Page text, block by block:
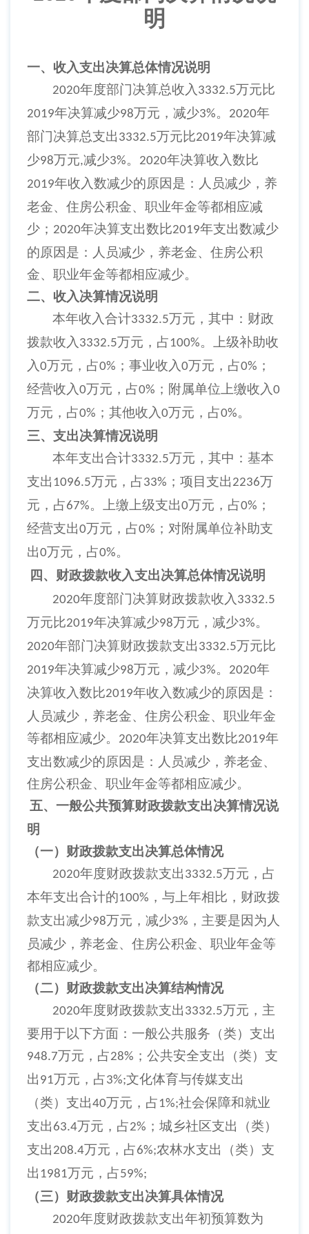
明
一、收入支出决算总体情况说明
2020年度部门决算总收入 3332.5万元比
2019年决算减少98万元，减少3%。 2020年
部门决算总支出 3332.5万元比2019年决算减
少98万元,减少3%。 2020年决算收入数比
2019年收入数减少的原因是：人员减少，养
老金、住房公积金、职业年金等都相应减
少； 2020年决算支出数比2019年支出数减少
的原因是：人员减少，养老金、住房公积
金、职业年金等都相应减少。
二、收入决算情况说明
本年收入合计3332.5万元，其中：财政
拨款收入 3332.5万元，占 100%。上级补助收
入0万元，占0% ；事业收入0万元，占0% ；
经营收入0万元，占0% ；附属单位上缴收入0
万元，占0% ；其他收入0万元，占0%。
三、支出决算情况说明
本年支出合计3332.5万元，其中：基本
支出 1096.5万元，占33% ；项目支出 2236万
元，占67%。上缴上级支出0万元，占0% ；
经营支出0万元，占0% ；对附属单位补助支
出0万元，占0%。
四、财政拨款收入支出决算总体情况说明
2020年度部门决算财政拨款收入 3332.5
万元比2019年决算减少98万元，减少3%。
2020年部门决算财政拨款支出 3332.5万元比
2019年决算减少98万元，减少3%。 2020年
决算收入数比2019年收入数减少的原因是：
人员减少，养老金、住房公积金、职业年金
等都相应减少。
2020年决算支出数比2019年
支出数减少的原因是：人员减少，养老金、
住房公积金、职业年金等都相应减少。
五、一般公共预算财政拨款支出决算情况说
明
（一）财政拨款支出决算总体情况
2020年度财政拨款支出 3332.5万元，占
本年支出合计的100% ，与上年相比，财政拨
款支出减少98万元，减少3% ，主要是因为人
员减少，养老金、住房公积金、职业年金等
都相应减少。
（二）财政拨款支出决算结构情况
2020年度财政拨款支出 3332.5万元，主
要用于以下方面：一般公共服务（类）支出
948.7万元，占28% ；公共安全支出（类）支
出 91万元，占3%;文化体育与传媒支出
（类）支出40万元，占 1%;社会保障和就业
支出 63.4万元，占2% ；城乡社区支出（类）
支出 208.4万元，占6%;农林水支出（类）支
出 1981万元，占59%;
（三）财政拨款支出决算具体情况
2020年度财政拨款支出年初预算数为